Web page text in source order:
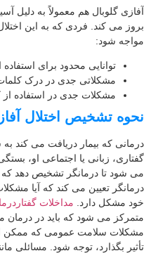
گلوبال هم معمولاً به دلیل
می کند. فردی که به این
شود:
توانایی محدود برای استفاده
مشکلاتی جدی در درک کلمات
مشکلات جدی در استفاده از
تشخیص اختلال
که بیمار دریافت می کند
زبانی یا اجتماعی او،
شود تا درمانگر تشخیص دهد که
تعیین می کند که آیا
مشکل دارد. مداخلات
می شود که باید در درمان
سلامت عمومی که ممکن است
بگذارد، توجه شود. مسائلی